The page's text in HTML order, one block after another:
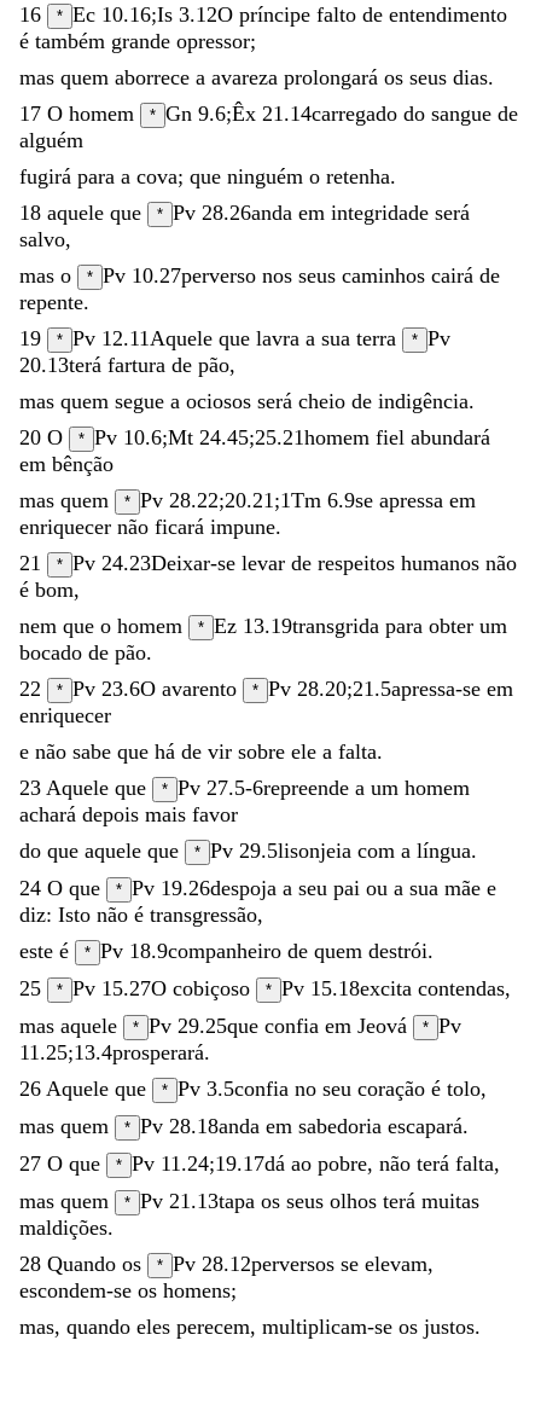
16
* Ec 10.16;Is 3.12O príncipe falto de entendimento
é também grande opressor;
mas quem aborrece a avareza prolongará os seus dias.
17 O homem * Gn 9.6;Êx 21.14carregado do sangue de
alguém
fugirá para a cova; que ninguém o retenha.
18 aquele que * Pv 28.26anda em integridade será
salvo,
mas o * Pv 10.27perverso nos seus caminhos cairá de
repente.
19
* Pv 12.11 Aquele que lavra a sua terra * Pv
20.13terá fartura de pão,
mas quem segue a ociosos será cheio de indigência.
20 O * Pv 10.6;Mt 24.45;25.21homem fiel abundará
em bênção
mas quem * Pv 28.22;20.21 ;1Tm 6.9se apressa em
enriquecer não ficará impune.
21
* Pv 24.23Deixar-se levar de respeitos humanos não
é bom,
nem que o homem * Ez 13.19transgrida para obter um
bocado de pão.
22
* Pv 23.6O avarento * Pv 28.20;21.5apressa-se em
enriquecer
e não sabe que há de vir sobre ele a falta.
23 Aquele que * Pv 27.5-6repreende a um homem
achará depois mais favor
do que aquele que * Pv 29.5lisonjeia com a língua.
24 O que * Pv 19.26despoja a seu pai ou a sua mãe e
diz: Isto não é transgressão,
este é * Pv 18.9companheiro de quem destrói.
25
* Pv 15.27O cobiçoso * Pv 15.18excita contendas,
mas aquele * Pv 29.25que confia em Jeová * Pv
11.25;13.4prosperará.
26 Aquele que * Pv 3.5confia no seu coração é tolo,
mas quem * Pv 28.18anda em sabedoria escapará.
27 O que * Pv 11.24;19.17dá ao pobre, não terá falta,
mas quem * Pv 21.13tapa os seus olhos terá muitas
maldições.
28 Quando os * Pv 28.12perversos se elevam,
escondem-se os homens;
mas, quando eles perecem, multiplicam-se os justos.